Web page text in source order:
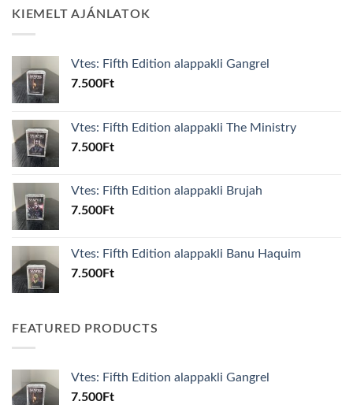
KIEMELT AJÁNLATOK
Vtes: Fifth Edition alappakli Gangrel
7.500Ft
Vtes: Fifth Edition alappakli The Ministry
7.500Ft
Vtes: Fifth Edition alappakli Brujah
7.500Ft
Vtes: Fifth Edition alappakli Banu Haquim
7.500Ft
FEATURED PRODUCTS
Vtes: Fifth Edition alappakli Gangrel
7.500Ft